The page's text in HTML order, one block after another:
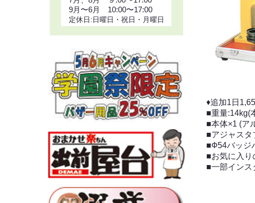
9月〜6月 10:00〜17:00
定休日:日曜日・祝日・月曜日
♦追加1日
■重量:14kg(
■本体×1 (ア
■アジャスタ
■Ф54バッジ
■お気に入り
■一部インス